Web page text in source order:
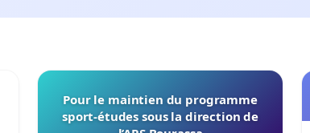
Pour le maintien du programme
sport-études sous la direction de